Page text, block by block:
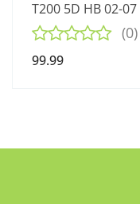
T200 5D HB 02-07
(0)
99.99